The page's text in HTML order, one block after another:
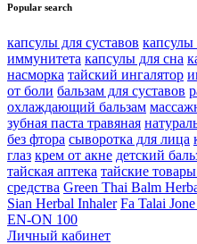
Popular search
капсулы для суставов капсулы
иммунитета капсулы для сна
насморка тайский ингалятор
от боли бальзам для суставов
охлаждающий бальзам
зубная паста травяная
без фтора сыворотка для лица
глаз крем от акне детский
тайская аптека тайские
средства Green Thai Balm
Sian Herbal Inhaler Fa Talai
EN-ON 100
Личный кабинет